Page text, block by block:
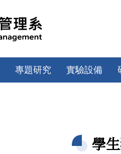
專題研究 實驗設備
學